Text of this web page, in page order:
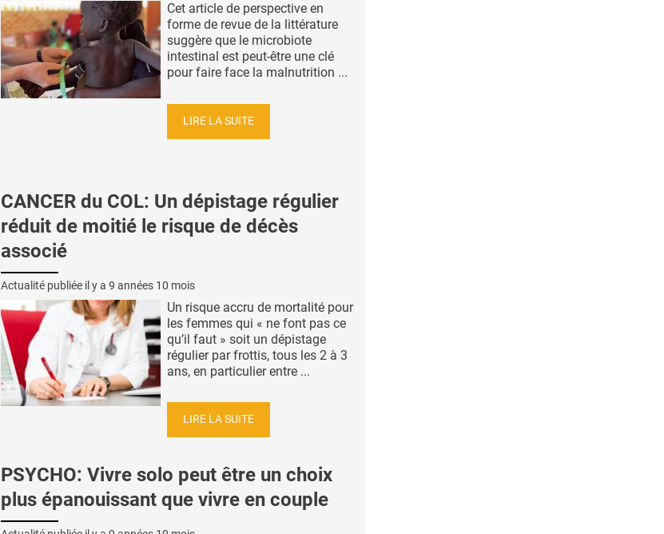
Cet article de perspective en
forme de revue de la littérature
suggère que le microbiote
intestinal est peut-être une clé
pour faire face la malnutrition ...
LIRE LA SUITE
CANCER du COL: Un dépistage régulier
réduit de moitié le risque de décès
associé
Actualité publiée il y a 9 années 10 mois
Un risque accru de mortalité pour
les femmes qui « ne font pas ce
qu’il faut » soit un dépistage
régulier par frottis, tous les 2 à 3
ans, en particulier entre ...
LIRE LA SUITE
PSYCHO: Vivre solo peut être un choix
plus épanouissant que vivre en couple